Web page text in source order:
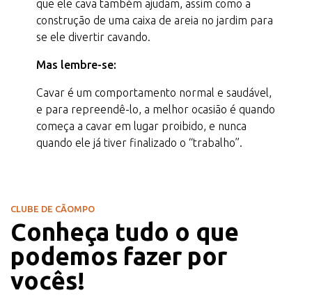
que ele cava também ajudam, assim como a
construção de uma caixa de areia no jardim para
se ele divertir cavando.
Mas lembre-se:
Cavar é um comportamento normal e saudável,
e para repreendê-lo, a melhor ocasião é quando
começa a cavar em lugar proibido, e nunca
quando ele já tiver finalizado o “trabalho”.
CLUBE DE CÃOMPO
Conheça tudo o que
podemos fazer por
vocês!